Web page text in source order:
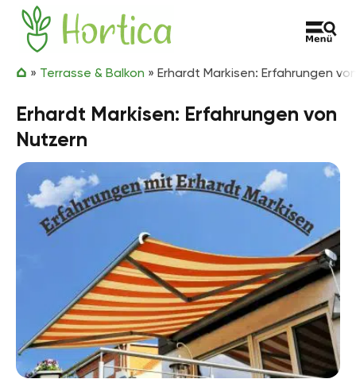
Zum Inhalt springen
Hortica
» Terrasse & Balkon » Erhardt Markisen: Erfahrungen
Erhardt Markisen: Erfahrungen von
Nutzern